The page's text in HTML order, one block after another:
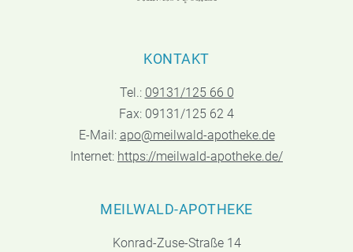
KONTAKT
Tel.: 09131/125 66 0
Fax: 09131/125 62 4
E-Mail: apo@meilwald-apotheke.de
Internet: https://meilwald-apotheke.de/
MEILWALD-APOTHEKE
Konrad-Zuse-Straße 14